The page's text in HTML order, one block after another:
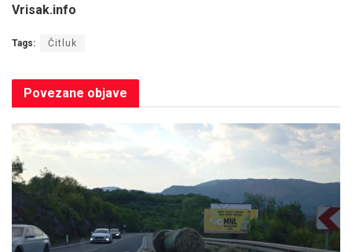
Vrisak.info
Tags: Čitluk
Povezane objave